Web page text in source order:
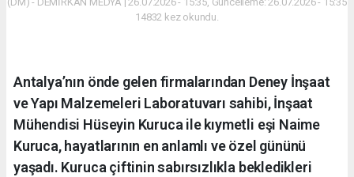
14832 kez okundu.
Antalya’nın önde gelen firmalarından Deney İnşaat
ve Yapı Malzemeleri Laboratuvarı sahibi, İnşaat
Mühendisi Hüseyin Kuruca ile kıymetli eşi Naime
Kuruca, hayatlarının en anlamlı ve özel gününü
yaşadı. Kuruca çiftinin sabırsızlıkla bekledikleri